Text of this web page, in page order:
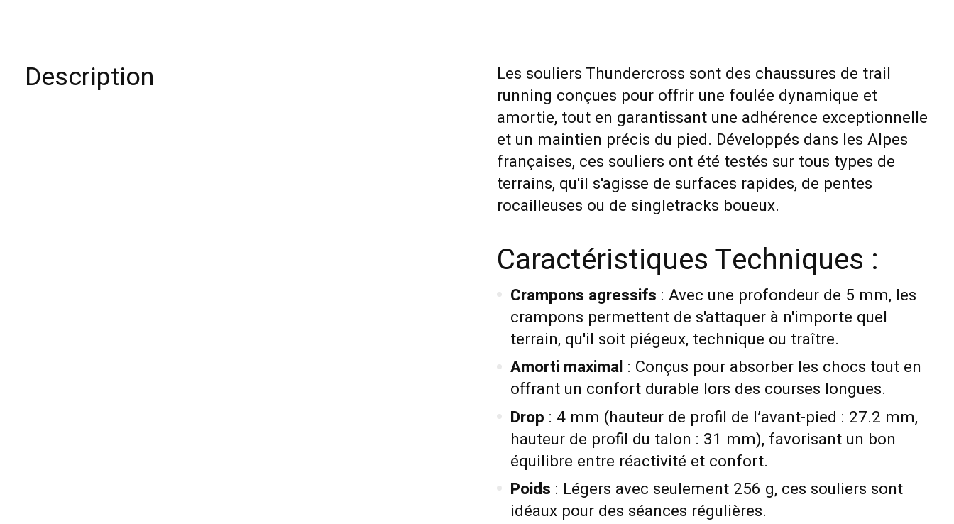
Description
Les souliers Thundercross sont des chaussures de trail
running conçues pour offrir une foulée dynamique et
amortie, tout en garantissant une adhérence exceptionnelle
et un maintien précis du pied. Développés dans les Alpes
françaises, ces souliers ont été testés sur tous types de
terrains, qu'il s'agisse de surfaces rapides, de pentes
rocailleuses ou de singletracks boueux.
Caractéristiques Techniques :
Crampons agressifs : Avec une profondeur de 5 mm, les
crampons permettent de s'attaquer à n'importe quel
terrain, qu'il soit piégeux, technique ou traître.
Amorti maximal : Conçus pour absorber les chocs tout en
offrant un confort durable lors des courses longues.
Drop : 4 mm (hauteur de profil de l’avant-pied : 27.2 mm,
hauteur de profil du talon : 31 mm), favorisant un bon
équilibre entre réactivité et confort.
Poids : Légers avec seulement 256 g, ces souliers sont
idéaux pour des séances régulières.